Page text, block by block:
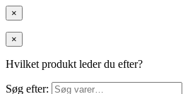
×
×
Hvilket produkt leder du efter?
Søg efter: